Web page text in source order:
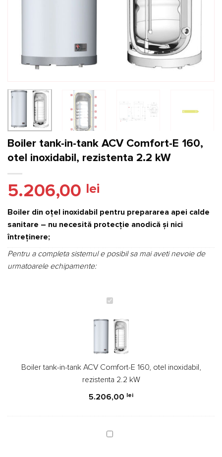
Boiler tank-in-tank ACV Comfort-E 160,
otel inoxidabil, rezistenta 2.2 kW
5.206,00 lei
Boiler din oţel inoxidabil pentru prepararea apei calde
sanitare – nu necesită protecţie anodică şi nici
întreţinere;
Pentru a completa sistemul e posibil sa mai aveti nevoie de
urmatoarele echipamente:
Boiler
in-
tank
ACV
E
160,
rezistenta
kW
Boiler tank-in-tank ACV Comfort-E 160, otel inoxidabil,
rezistenta 2.2 kW
5.206,00 lei
Vas